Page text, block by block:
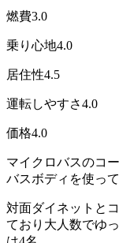
燃費3.0
乗り心地4.0
居住性4.5
運転しやすさ4.0
価格4.0
マイクロバスのコ
バスボディを使っ
対面ダイネットと
ており大人数でゆ